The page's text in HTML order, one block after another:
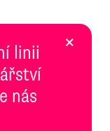
linii
nás
×